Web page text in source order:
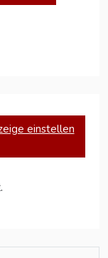
einstellen